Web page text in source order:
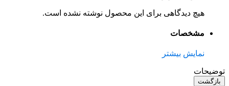
هیچ دیدگاهی برای این محصول نوشته نشده است.
مشخصات
نمایش بیشتر
توضیحات
بازگشت